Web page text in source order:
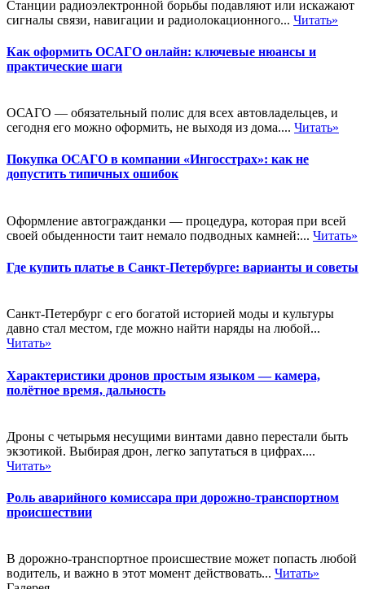
Станции радиоэлектронной борьбы подавляют или искажают
сигналы связи, навигации и радиолокационного... Читать»
Как оформить ОСАГО онлайн: ключевые нюансы и
практические шаги
ОСАГО — обязательный полис для всех автовладельцев, и
сегодня его можно оформить, не выходя из дома.... Читать»
Покупка ОСАГО в компании «Ингосстрах»: как не
допустить типичных ошибок
Оформление автогражданки — процедура, которая при всей
своей обыденности таит немало подводных камней:... Читать»
Где купить платье в Санкт-Петербурге: варианты и советы
Санкт-Петербург с его богатой историей моды и культуры
давно стал местом, где можно найти наряды на любой...
Читать»
Характеристики дронов простым языком — камера,
полётное время, дальность
Дроны с четырьмя несущими винтами давно перестали быть
экзотикой. Выбирая дрон, легко запутаться в цифрах....
Читать»
Роль аварийного комиссара при дорожно-транспортном
происшествии
В дорожно-транспортное происшествие может попасть любой
водитель, и важно в этот момент действовать... Читать»